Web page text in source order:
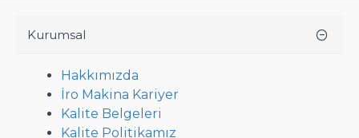
Kurumsal
Hakkımızda
İro Makina Kariyer
Kalite Belgeleri
Kalite Politikamız